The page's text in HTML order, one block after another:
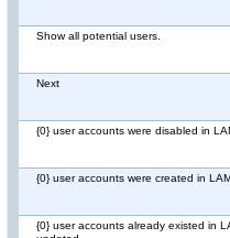
Show all potential users.
Next
{0} user accounts were disabled in
{0} user accounts were created in
{0} user accounts already existed in